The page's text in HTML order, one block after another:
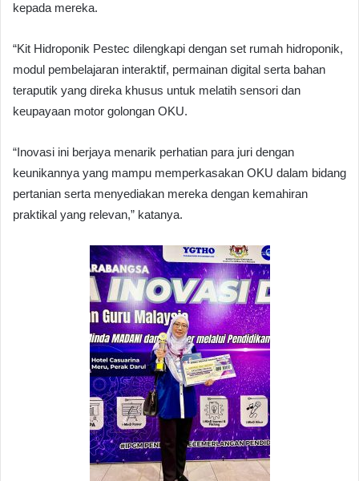
kepada mereka.
“Kit Hidroponik Pestec dilengkapi dengan set rumah hidroponik,
modul pembelajaran interaktif, permainan digital serta bahan
teraputik yang direka khusus untuk melatih sensori dan
keupayaan motor golongan OKU.
“Inovasi ini berjaya menarik perhatian para juri dengan
keunikannya yang mampu memperkasakan OKU dalam bidang
pertanian serta menyediakan mereka dengan kemahiran
praktikal yang relevan,” katanya.